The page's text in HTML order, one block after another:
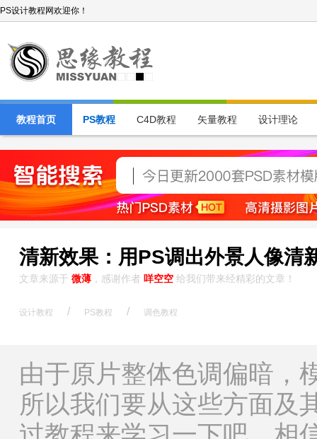
PS设计教程网欢迎你！
教程首页 PS教程 C4D教程 矢量教程 设计理论
清新效果：用PS调出外景人像清
文章来源于 微薄 ，感谢作者 咩空空 给我们带来经精彩的文章！
设计教程 / PS教程 / 调色教程
由于原片整体色调偏暗，
所以我们要从这些方面及